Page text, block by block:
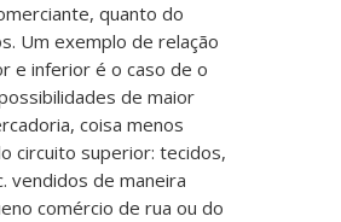
quanto do
Um exemplo de relação
e inferior é o caso de o
de maior
coisa menos
circuito superior: tecidos,
vendidos de maneira
comércio de rua ou do